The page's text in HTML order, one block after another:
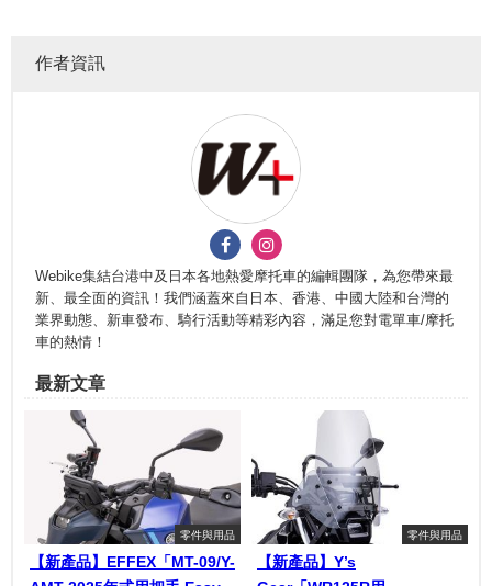
作者資訊
Webike集結台港中及日本各地熱愛摩托車的編輯團隊，為您帶來最
新、最全面的資訊！我們涵蓋來自日本、香港、中國大陸和台灣的
業界動態、新車發布、騎行活動等精彩內容，滿足您對電單車/摩托
車的熱情！
最新文章
零件與用品
【新產品】EFFEX「MT-09/Y-
零件與用品
【新產品】Y’s